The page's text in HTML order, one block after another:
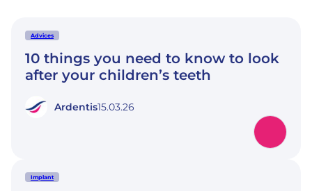
Advices
10 things you need to know to look
after your children’s teeth
Ardentis15.03.26
Implant